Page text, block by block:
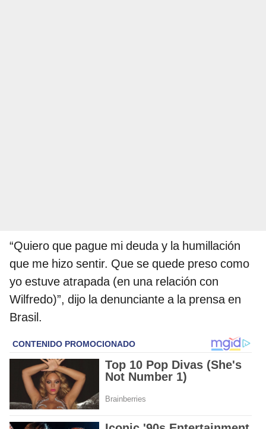
“Quiero que pague mi deuda y la humillación
que me hizo sentir. Que se quede preso como
yo estuve atrapada (en una relación con
Wilfredo)”, dijo la denunciante a la prensa en
Brasil.